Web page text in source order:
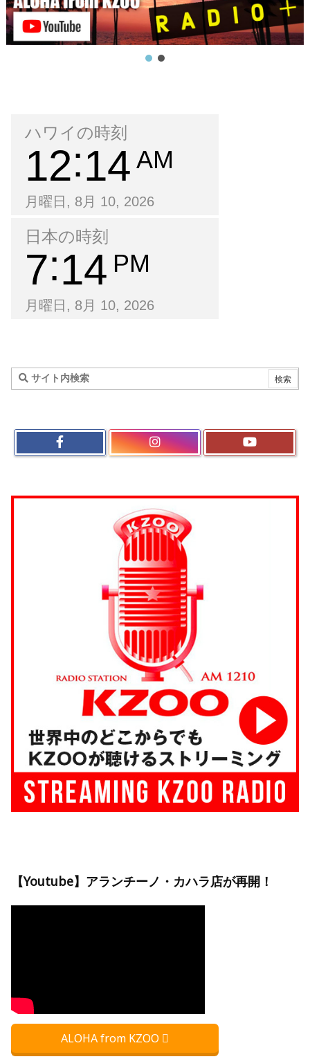
ハワイの時刻
12 14 AM
月曜日, 8月 10, 2026
日本の時刻
7 14 PM
月曜日, 8月 10, 2026
【Youtube】アランチーノ・カハラ店が再開！
ALOHA from KZOO